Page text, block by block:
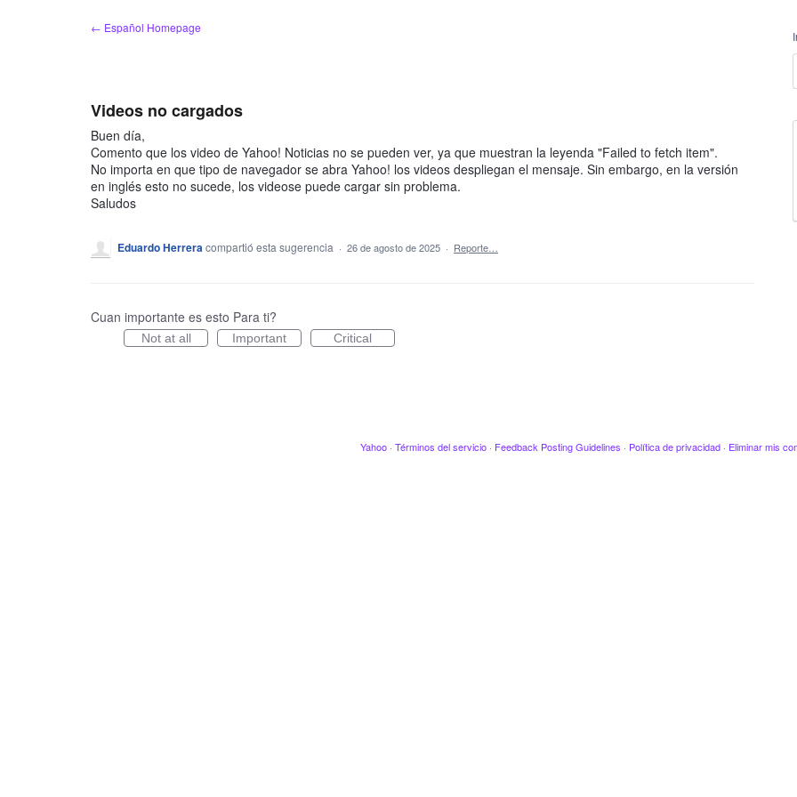
← Español Homepage
Videos no cargados
Buen día,
Comento que los video de Yahoo! Noticias no se pueden ver, ya que muestran la leyenda "Failed to fetch item".
No importa en que tipo de navegador se abra Yahoo! los videos despliegan el mensaje. Sin embargo, en la versión
en inglés esto no sucede, los videose puede cargar sin problema.
Saludos
Eduardo Herreracompartió esta sugerencia · 26 de agosto de 2025 · Reporte…
Cuan importante es esto Para ti?
Not at all Important Critical
Yahoo · Términos del servicio · Feedback Posting Guidelines · Política de privacidad · Eliminar mis